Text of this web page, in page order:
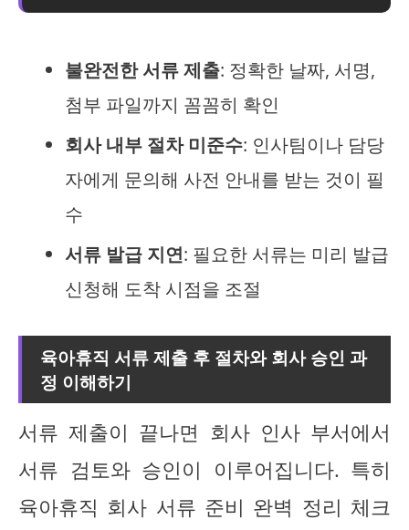
불완전한 서류 제출: 정확한 날짜, 서명,
첨부 파일까지 꼼꼼히 확인
회사 내부 절차 미준수: 인사팀이나 담당
자에게 문의해 사전 안내를 받는 것이 필
수
서류 발급 지연: 필요한 서류는 미리 발급
신청해 도착 시점을 조절
육아휴직 서류 제출 후 절차와 회사 승인 과
정 이해하기
서류 제출이 끝나면 회사 인사 부서에서
서류 검토와 승인이 이루어집니다. 특히
육아휴직 회사 서류 준비 완벽 정리 체크